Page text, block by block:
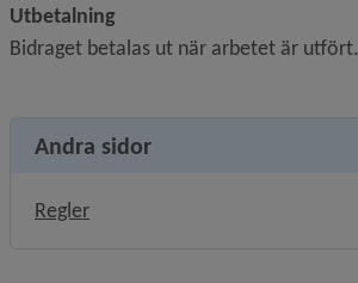
Utbetalning
Bidraget betalas ut när arbetet är utfört.
Andra sidor
Regler